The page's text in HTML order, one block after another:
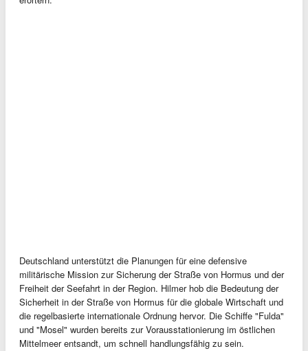
Deutschland unterstützt die Planungen für eine defensive
militärische Mission zur Sicherung der Straße von Hormus und der
Freiheit der Seefahrt in der Region. Hilmer hob die Bedeutung der
Sicherheit in der Straße von Hormus für die globale Wirtschaft und
die regelbasierte internationale Ordnung hervor. Die Schiffe "Fulda"
und "Mosel" wurden bereits zur Vorausstationierung im östlichen
Mittelmeer entsandt, um schnell handlungsfähig zu sein.